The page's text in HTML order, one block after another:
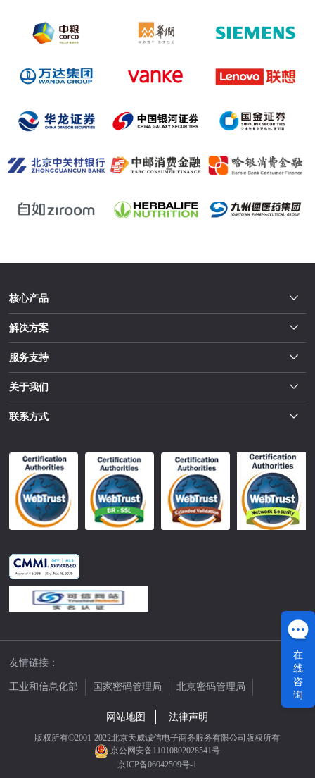
核心产品
解决方案
服务支持
关于我们
联系方式
友情链接：
工业和信息化部 国家密码管理局
北京密码管理局
网站地图
法律声明
版权所有©2001-2022北京天威诚信电子商务服务有限公司版权所有
京公网安备11010802028541号
京ICP备06042509号-1
在
线
咨
询